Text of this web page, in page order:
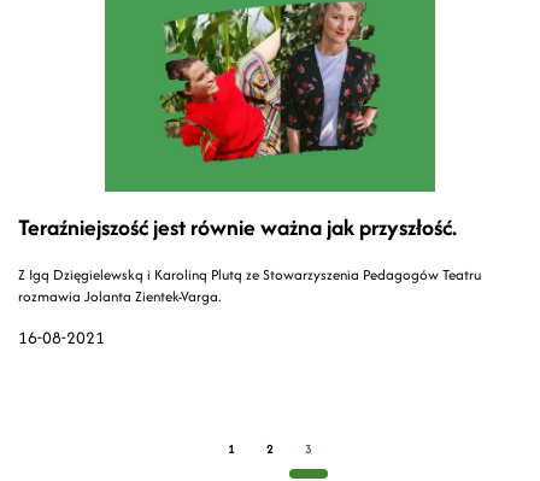
16-08-2021
Teraźniejszość jest równie ważna jak przyszłość.
Z Igą Dzięgielewską i Karoliną Plutą ze Stowarzyszenia Pedagogów Teatru
rozmawia Jolanta Zientek-Varga.
1 2 3